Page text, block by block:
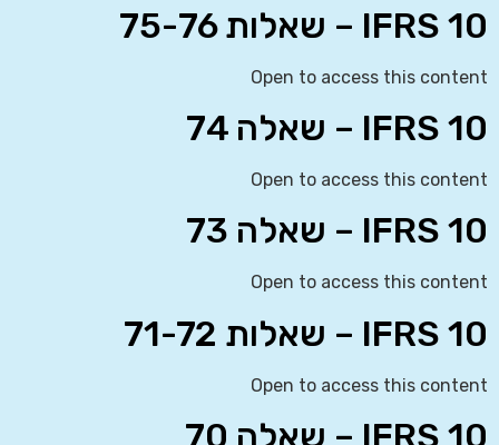
IFRS 10 – שאלות 75-76
Open to access this content
IFRS 10 – שאלה 74
Open to access this content
IFRS 10 – שאלה 73
Open to access this content
IFRS 10 – שאלות 71-72
Open to access this content
IFRS 10 – שאלה 70